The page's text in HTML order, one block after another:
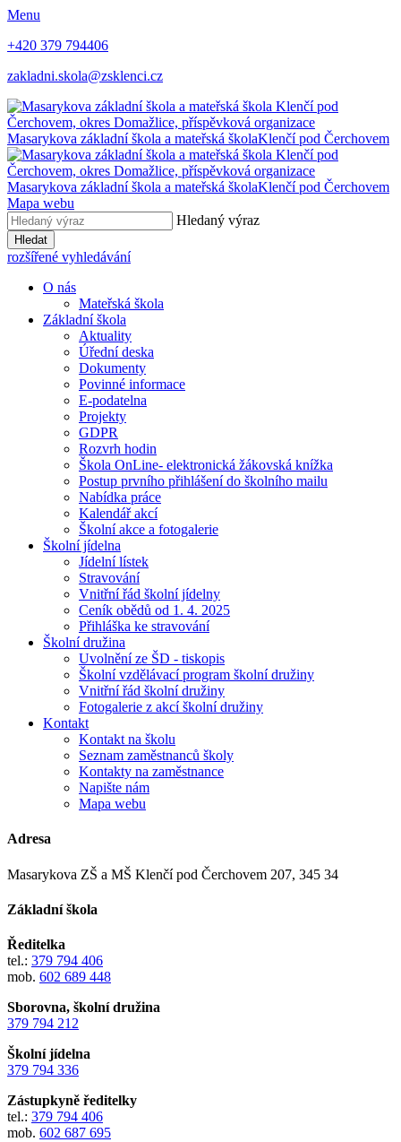
Menu
+420 379 794406
zakladni.skola@zsklenci.cz
Masarykova základní škola a mateřská školaKlenčí pod Čerchovem
Masarykova základní škola a mateřská školaKlenčí pod Čerchovem
Mapa webu
Hledaný výraz
Hledat
rozšířené vyhledávání
O nás
Mateřská škola
Základní škola
Aktuality
Úřední deska
Dokumenty
Povinné informace
E-podatelna
Projekty
GDPR
Rozvrh hodin
Škola OnLine- elektronická žákovská knížka
Postup prvního přihlášení do školního mailu
Nabídka práce
Kalendář akcí
Školní akce a fotogalerie
Školní jídelna
Jídelní lístek
Stravování
Vnitřní řád školní jídelny
Ceník obědů od 1. 4. 2025
Přihláška ke stravování
Školní družina
Uvolnění ze ŠD - tiskopis
Školní vzdělávací program školní družiny
Vnitřní řád školní družiny
Fotogalerie z akcí školní družiny
Kontakt
Kontakt na školu
Seznam zaměstnanců školy
Kontakty na zaměstnance
Napište nám
Mapa webu
Adresa
Masarykova ZŠ a MŠ Klenčí pod Čerchovem 207, 345 34
Základní škola
Ředitelka
tel.: 379 794 406
mob. 602 689 448
Sborovna, školní družina
379 794 212
Školní jídelna
379 794 336
Zástupkyně ředitelky
tel.: 379 794 406
mob. 602 687 695